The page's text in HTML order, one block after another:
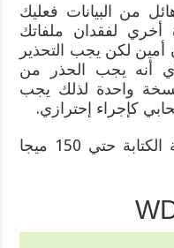
من البيانات فعليك
لفقدان ملفاتك
لكن يجب التحذير
أنه يجب الحذر من
واحدة لذلك يجب
كإجراء إحترازي.
و من ناحية الأداء فتصل سرعة الكتابة حتي 150 ميجا